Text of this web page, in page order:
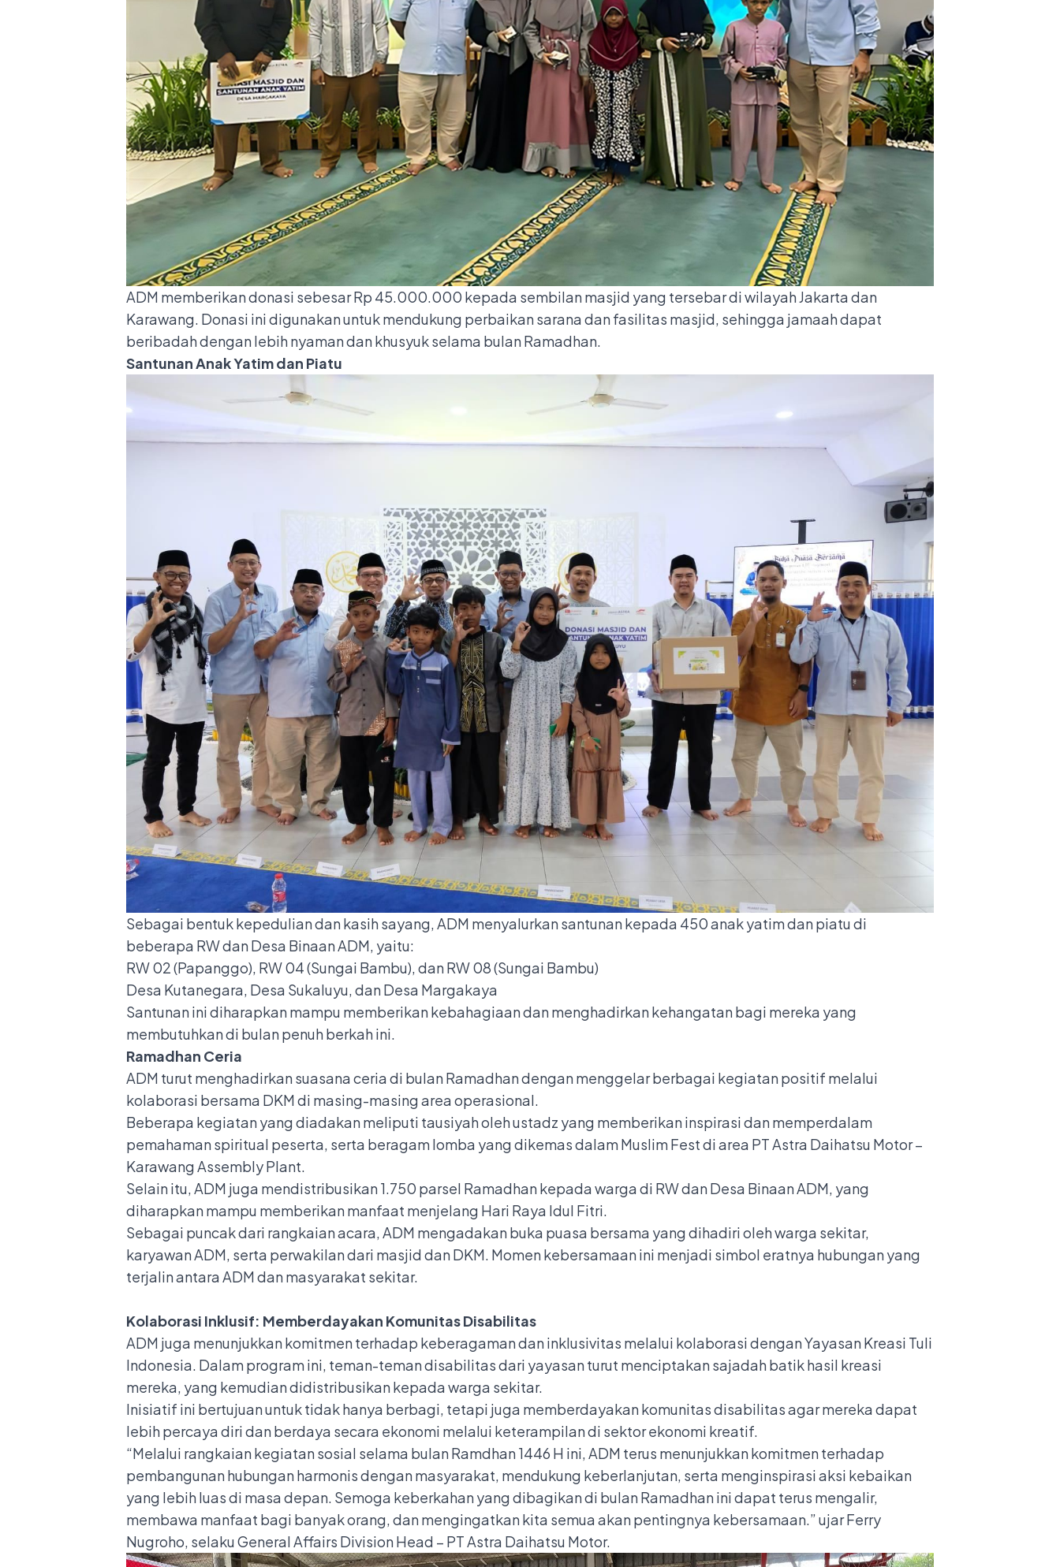
ADM memberikan donasi sebesar Rp 45.000.000 kepada sembilan masjid yang tersebar di wilayah Jakarta dan
Karawang. Donasi ini digunakan untuk mendukung perbaikan sarana dan fasilitas masjid, sehingga jamaah dapat
beribadah dengan lebih nyaman dan khusyuk selama bulan Ramadhan.
Santunan Anak Yatim dan Piatu
Sebagai bentuk kepedulian dan kasih sayang, ADM menyalurkan santunan kepada 450 anak yatim dan piatu di
beberapa RW dan Desa Binaan ADM, yaitu:
RW 02 (Papanggo), RW 04 (Sungai Bambu), dan RW 08 (Sungai Bambu)
Desa Kutanegara, Desa Sukaluyu, dan Desa Margakaya
Santunan ini diharapkan mampu memberikan kebahagiaan dan menghadirkan kehangatan bagi mereka yang
membutuhkan di bulan penuh berkah ini.
Ramadhan Ceria
ADM turut menghadirkan suasana ceria di bulan Ramadhan dengan menggelar berbagai kegiatan positif melalui
kolaborasi bersama DKM di masing-masing area operasional.
Beberapa kegiatan yang diadakan meliputi tausiyah oleh ustadz yang memberikan inspirasi dan memperdalam
pemahaman spiritual peserta, serta beragam lomba yang dikemas dalam Muslim Fest di area PT Astra Daihatsu Motor –
Karawang Assembly Plant.
Selain itu, ADM juga mendistribusikan 1.750 parsel Ramadhan kepada warga di RW dan Desa Binaan ADM, yang
diharapkan mampu memberikan manfaat menjelang Hari Raya Idul Fitri.
Sebagai puncak dari rangkaian acara, ADM mengadakan buka puasa bersama yang dihadiri oleh warga sekitar,
karyawan ADM, serta perwakilan dari masjid dan DKM. Momen kebersamaan ini menjadi simbol eratnya hubungan yang
terjalin antara ADM dan masyarakat sekitar.
Kolaborasi Inklusif: Memberdayakan Komunitas Disabilitas
ADM juga menunjukkan komitmen terhadap keberagaman dan inklusivitas melalui kolaborasi dengan Yayasan Kreasi Tuli
Indonesia. Dalam program ini, teman-teman disabilitas dari yayasan turut menciptakan sajadah batik hasil kreasi
mereka, yang kemudian didistribusikan kepada warga sekitar.
Inisiatif ini bertujuan untuk tidak hanya berbagi, tetapi juga memberdayakan komunitas disabilitas agar mereka dapat
lebih percaya diri dan berdaya secara ekonomi melalui keterampilan di sektor ekonomi kreatif.
“Melalui rangkaian kegiatan sosial selama bulan Ramdhan 1446 H ini, ADM terus menunjukkan komitmen terhadap
pembangunan hubungan harmonis dengan masyarakat, mendukung keberlanjutan, serta menginspirasi aksi kebaikan
yang lebih luas di masa depan. Semoga keberkahan yang dibagikan di bulan Ramadhan ini dapat terus mengalir,
membawa manfaat bagi banyak orang, dan mengingatkan kita semua akan pentingnya kebersamaan.” ujar Ferry
Nugroho, selaku General Affairs Division Head – PT Astra Daihatsu Motor.